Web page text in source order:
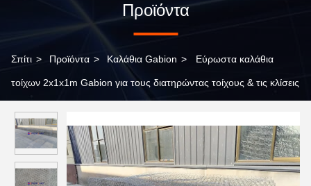
Προϊόντα
Σπίτι > Προϊόντα > Καλάθια Gabion > Εύρωστα καλάθια
τοίχων 2x1x1m Gabion για τους διατηρώντας τοίχους & τις κλίσεις